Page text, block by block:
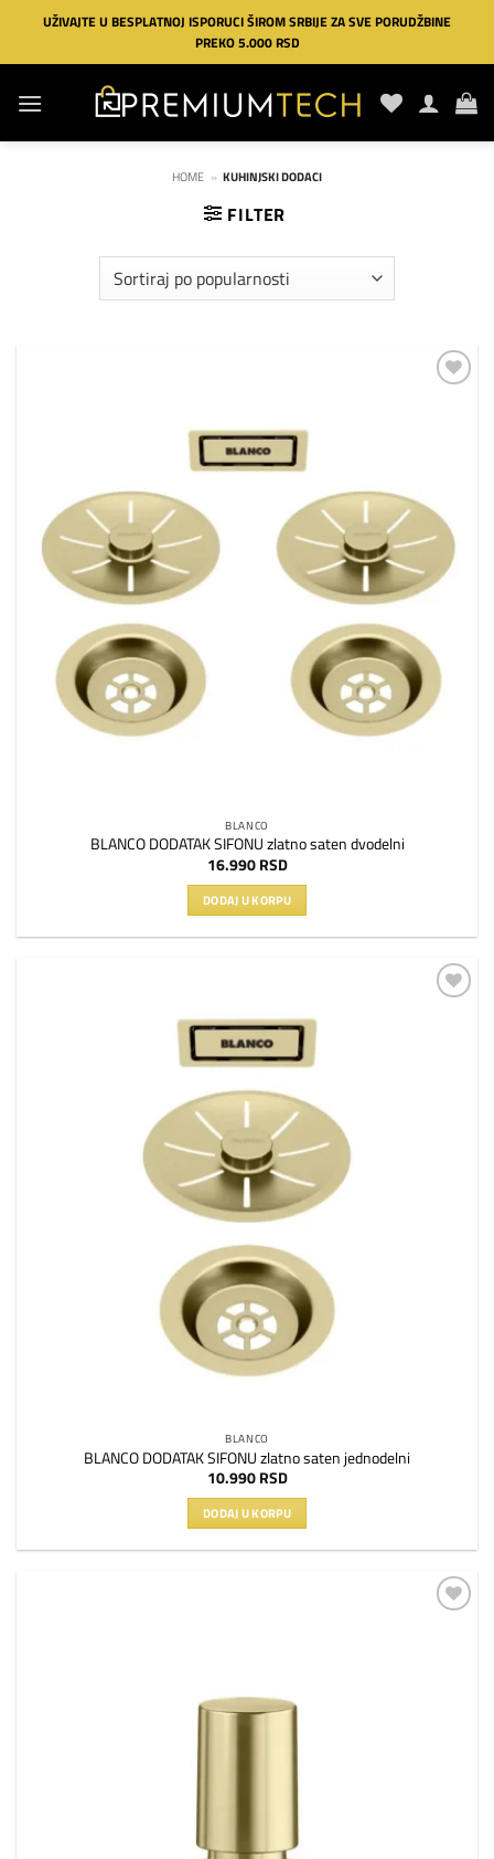
Preskoči
sadržaj
UŽIVAJTE U BESPLATNOJ ISPORUCI ŠIROM SRBIJE ZA SVE PORUDŽBINE
PREKO 5.000 RSD
HOME » KUHINJSKI DODACI
FILTER
BLANCO
BLANCO DODATAK SIFONU zlatno saten dvodelni
16.990 RSD
DODAJ U KORPU
BLANCO
BLANCO DODATAK SIFONU zlatno saten jednodelni
10.990 RSD
DODAJ U KORPU